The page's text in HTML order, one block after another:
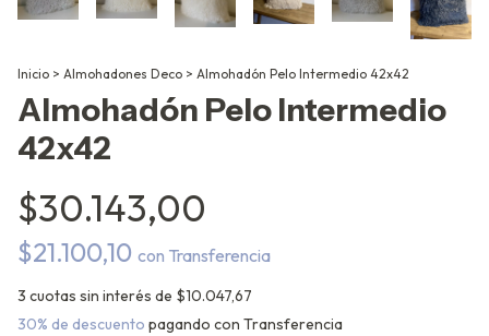
Inicio > Almohadones Deco > Almohadón Pelo Intermedio 42x42
Almohadón Pelo Intermedio
42x42
$30.143,00
$21.100,10 con Transferencia
3 cuotas sin interés de $10.047,67
30% de descuento pagando con Transferencia